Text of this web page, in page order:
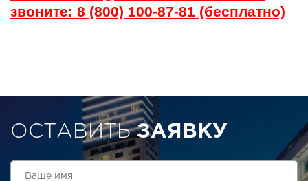
звоните: 8 (800) 100-87-81 (бесплатно)
ОСТАВИТЬЗАЯВКУ